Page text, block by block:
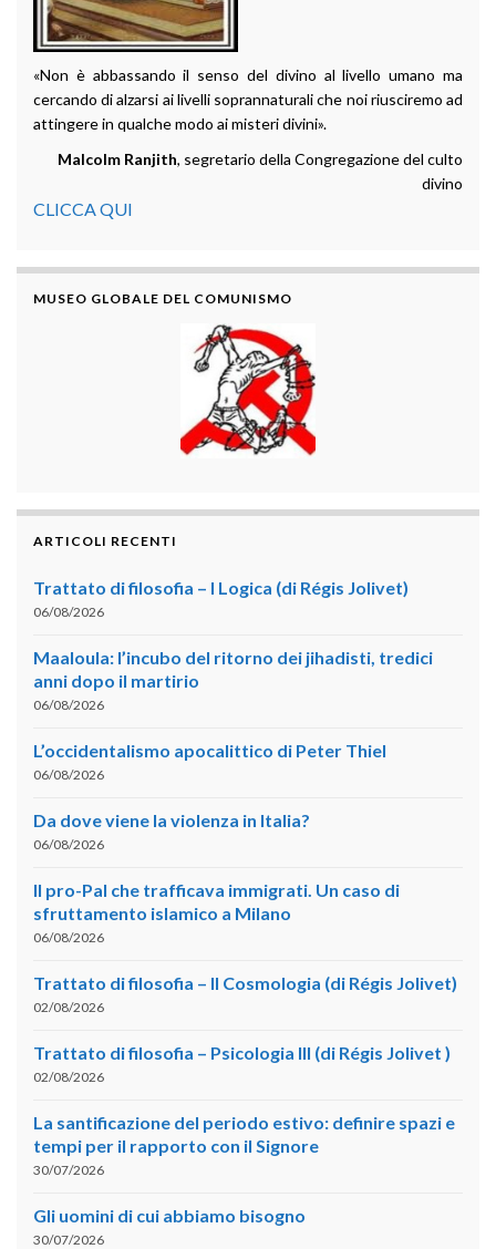
«Non è abbassando il senso del divino al livello umano ma
cercando di alzarsi ai livelli soprannaturali che noi riusciremo ad
attingere in qualche modo ai misteri divini».
Malcolm Ranjith, segretario della Congregazione del culto
divino
CLICCA QUI
MUSEO GLOBALE DEL COMUNISMO
ARTICOLI RECENTI
Trattato di filosofia – I Logica (di Régis Jolivet)
06/08/2026
Maaloula: l’incubo del ritorno dei jihadisti, tredici
anni dopo il martirio
06/08/2026
L’occidentalismo apocalittico di Peter Thiel
06/08/2026
Da dove viene la violenza in Italia?
06/08/2026
Il pro-Pal che trafficava immigrati. Un caso di
sfruttamento islamico a Milano
06/08/2026
Trattato di filosofia – II Cosmologia (di Régis Jolivet)
02/08/2026
Trattato di filosofia – Psicologia III (di Régis Jolivet )
02/08/2026
La santificazione del periodo estivo: definire spazi e
tempi per il rapporto con il Signore
30/07/2026
Gli uomini di cui abbiamo bisogno
30/07/2026